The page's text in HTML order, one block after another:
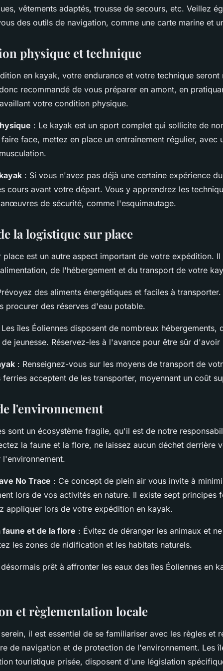
vêtements adaptés, trousse de secours, etc. Veillez
des outils de navigation, comme une carte marine et
physique et technique
en kayak, votre endurance et votre technique seront
recommandé de vous préparer en amont, en
votre condition physique.
: Le kayak est un sport complet qui sollicite de
face, mettez en place un entraînement régulier, avec
: Si vous n'avez pas déjà une certaine expérience
cours avant votre départ. Vous y apprendrez les
de sécurité, comme l'esquimautage.
la logistique sur place
place est un autre aspect important de votre expédition.
de l'hébergement et du transport de votre
des aliments énergétiques et faciles à
procurer des réserves d'eau potable.
îles Éoliennes disposent de nombreux hébergements,
jeunesse. Réservez-les à l'avance pour être sûr d'avoir
: Renseignez-vous sur les moyens de transport de
ferries acceptent de les transporter, moyennant un coût
l'environnement
sont un écosystème fragile, qu'il est de notre
la faune et la flore, ne laissez aucun déchet derrière
No Trace : Ce concept de plein air vous invite à
lors de vos activités en nature. Il existe sept principes
appliquer lors de votre expédition en kayak.
et de la flore : Évitez de déranger les animaux et
les zones de nidification et les habitats naturels.
prêt à affronter les eaux des îles Éoliennes en
et règlementation locale
il est essentiel de se familiariser avec les règles et
de navigation et de protection de l'environnement. Les
touristique prisée, disposent d'une législation